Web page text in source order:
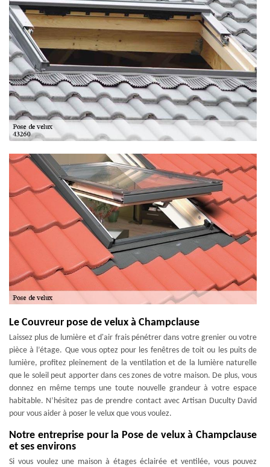
Le Couvreur pose de velux à Champclause
Laissez plus de lumière et d'air frais pénétrer dans votre grenier ou votre
pièce à l’étage. Que vous optez pour les fenêtres de toit ou les puits de
lumière, profitez pleinement de la ventilation et de la lumière naturelle
que le soleil peut apporter dans ces zones de votre maison. De plus, vous
donnez en même temps une toute nouvelle grandeur à votre espace
habitable. N’hésitez pas de prendre contact avec Artisan Duculty David
pour vous aider à poser le velux que vous voulez.
Notre entreprise pour la Pose de velux à Champclause
et ses environs
Si vous voulez une maison à étages éclairée et ventilée, vous pouvez